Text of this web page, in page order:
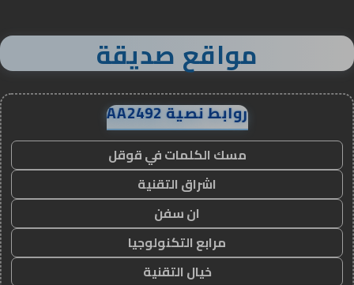
مواقع صديقة
روابط نصية AA2492
مسك الكلمات في قوقل
اشراق التقنية
ان سفن
مرابع التكنولوجيا
خيال التقنية